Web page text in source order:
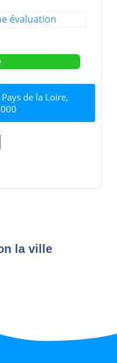
évaluation
de la Loire,
la ville